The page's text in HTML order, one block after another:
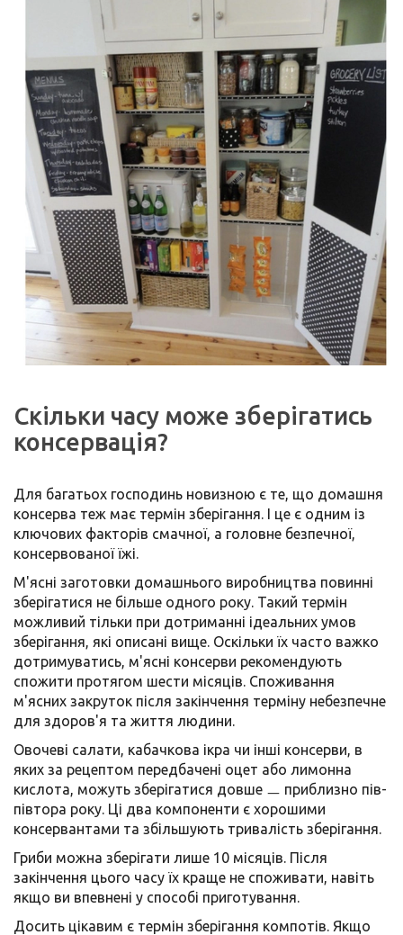
Скільки часу може зберігатись
консервація?
Для багатьох господинь новизною є те, що домашня
консерва теж має термін зберігання. І це є одним із
ключових факторів смачної, а головне безпечної,
консервованої їжі.
М'ясні заготовки домашнього виробництва повинні
зберігатися не більше одного року. Такий термін
можливий тільки при дотриманні ідеальних умов
зберігання, які описані вище. Оскільки їх часто важко
дотримуватись, м'ясні консерви рекомендують
спожити протягом шести місяців. Споживання
м'ясних закруток після закінчення терміну небезпечне
для здоров'я та життя людини.
Овочеві салати, кабачкова ікра чи інші консерви, в
яких за рецептом передбачені оцет або лимонна
кислота, можуть зберігатися довше ㅡ приблизно пів-
півтора року. Ці два компоненти є хорошими
консервантами та збільшують тривалість зберігання.
Гриби можна зберігати лише 10 місяців. Після
закінчення цього часу їх краще не споживати, навіть
якщо ви впевнені у способі приготування.
Досить цікавим є термін зберігання компотів. Якщо